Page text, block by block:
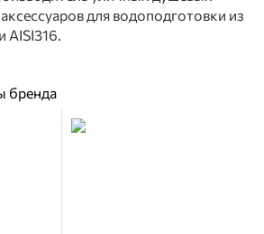
для водоподготовки из
AISI316.
бренда